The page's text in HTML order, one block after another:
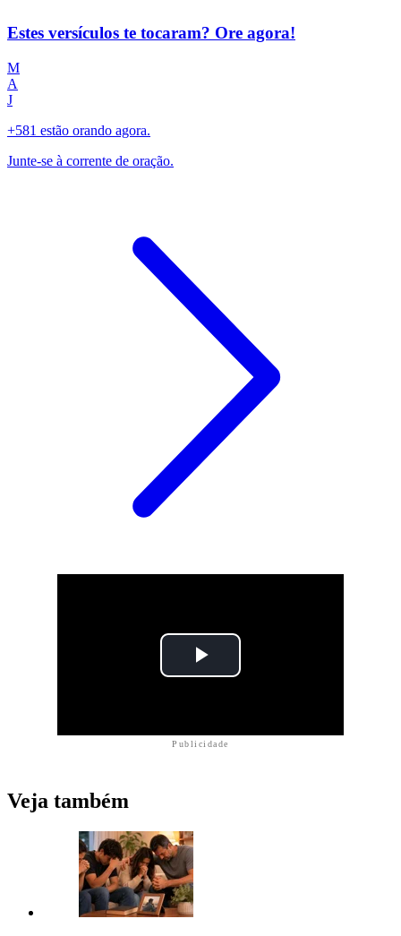
Estes versículos te tocaram? Ore agora!
M
A
J
+581 estão orando agora.
Junte-se à corrente de oração.
Publicidade
Veja também